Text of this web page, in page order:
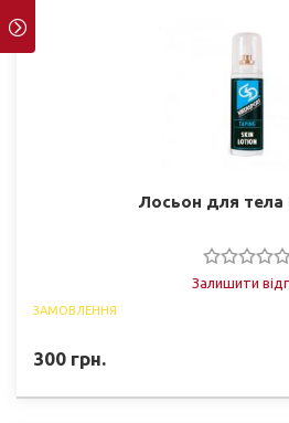
Лосьон для тела
Залишити
ЗАМОВЛЕННЯ
300 грн.